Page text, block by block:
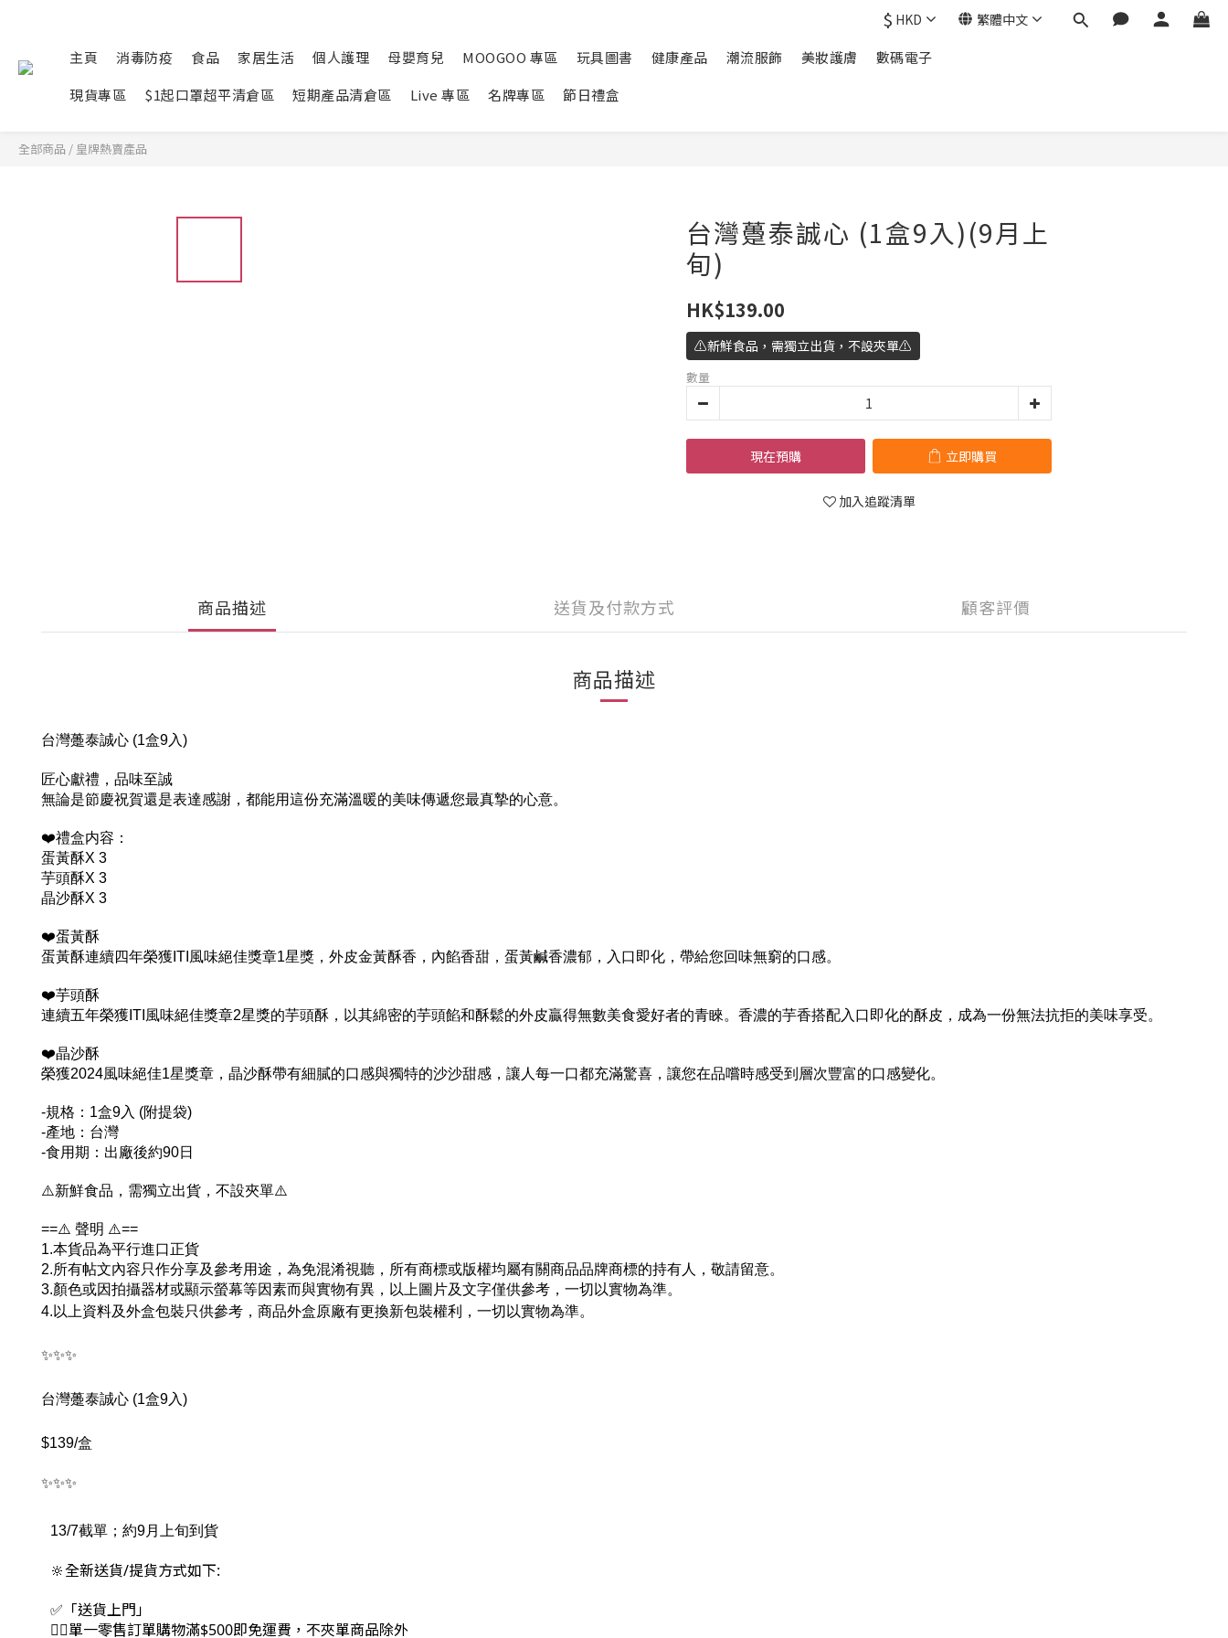
$ HKD 繁體中文
主頁 消毒防疫 食品 家居生活 個人護理 母嬰育兒 MOOGOO 專區 玩具圖書 健康產品 潮流服飾 美妝護膚
數碼電子
現貨專區
$1起口罩超平清倉區 短期產品清倉區 Live 專區 名牌專區 節日禮盒
全部商品 / 皇牌熱賣產品
台灣躉泰誠心 (1盒9入)(9月上
旬)
HK$139.00
⚠️新鮮食品，需獨立出貨，不設夾單⚠️
數量
現在預購 立即購買
加入追蹤清單
商品描述 送貨及付款方式 顧客評價
商品描述
台灣躉泰誠心 (1盒9入)
匠心獻禮，品味至誠
無論是節慶祝賀還是表達感謝，都能用這份充滿溫暖的美味傳遞您最真摯的心意。
❤️禮盒内容：
蛋黃酥X 3
芋頭酥X 3
晶沙酥X 3
❤️蛋黃酥
蛋黃酥連續四年榮獲ITI風味絕佳獎章1星獎，外皮金黃酥香，內餡香甜，蛋黃鹹香濃郁，入口即化，帶給您回味無窮的口感。
❤️芋頭酥
連續五年榮獲ITI風味絕佳獎章2星獎的芋頭酥，以其綿密的芋頭餡和酥鬆的外皮贏得無數美食愛好者的青睞。香濃的芋香搭配入口即化的酥皮，成為一份無法抗拒的美味享受。
❤️晶沙酥
榮獲2024風味絕佳1星獎章，晶沙酥帶有細膩的口感與獨特的沙沙甜感，讓人每一口都充滿驚喜，讓您在品嚐時感受到層次豐富的口感變化。
-規格：1盒9入 (附提袋)
-產地：台灣
-食用期：出廠後約90日
⚠️新鮮食品，需獨立出貨，不設夾單⚠️
==⚠️ 聲明 ⚠️==
1.本貨品為平行進口正貨
2.所有帖文內容只作分享及參考用途，為免混淆視聽，所有商標或版權均屬有關商品品牌商標的持有人，敬請留意。
3.顏色或因拍攝器材或顯示螢幕等因素而與實物有異，以上圖片及文字僅供參考，一切以實物為準。
4.以上資料及外盒包裝只供參考，商品外盒原廠有更換新包裝權利，一切以實物為準。
✨✨✨
台灣躉泰誠心 (1盒9入)
$139/盒
✨✨✨
13/7截單；約9月上旬到貨
🔆全新送貨/提貨方式如下:
✅「送貨上門」
👉🏻單一零售訂單購物滿$500即免運費，不夾單商品除外